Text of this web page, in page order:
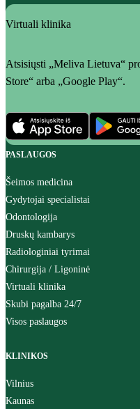
Virtuali klinika
Atsisiųsti „Meliva Lietuva“
Store“ arba „Google Play“.
PASLAUGOS
Šeimos medicina
Gydytojai specialistai
Odontologija
Druskų kambarys
Radiologiniai tyrimai
Chirurgija / Ligoninė
Virtuali klinika
Skubi pagalba 24/7
Visos paslaugos
KLINIKOS
Vilnius
Kaunas